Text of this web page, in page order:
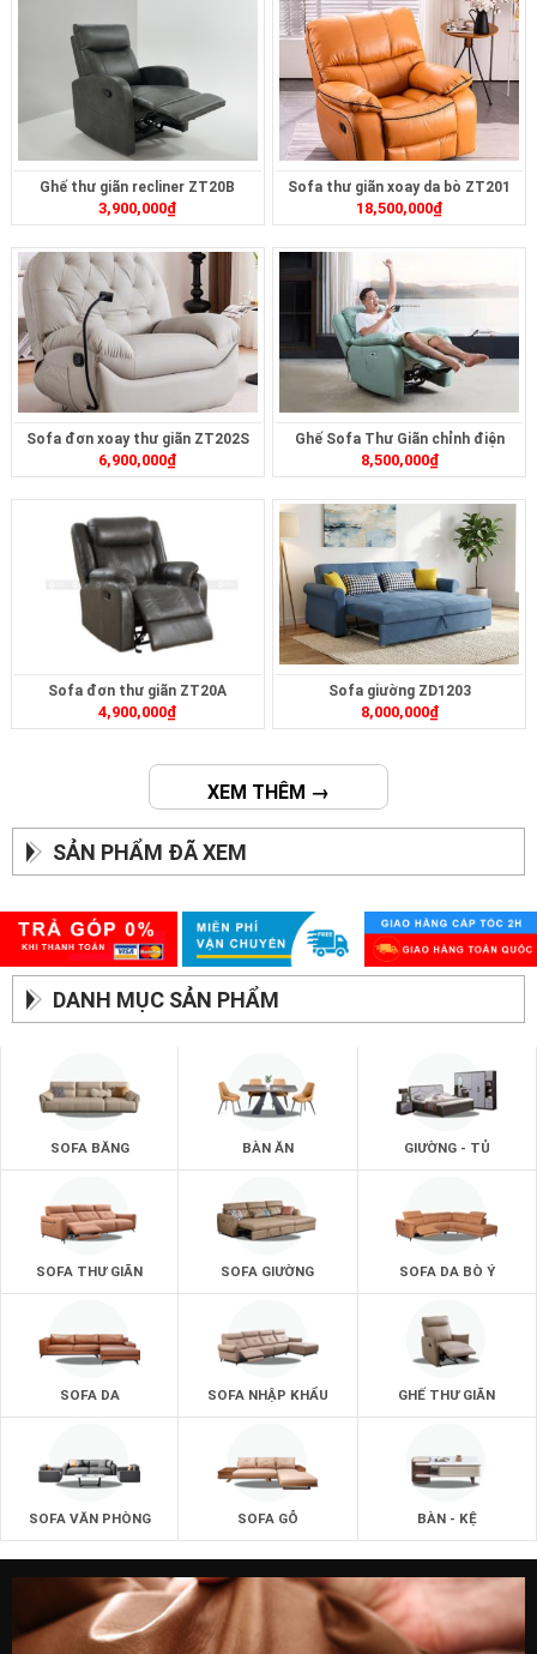
Ghế thư giãn recliner ZT20B
3,900,000₫
Sofa thư giãn xoay da bò ZT201
18,500,000₫
Sofa đơn xoay thư giãn ZT202S
6,900,000₫
Ghế Sofa Thư Giãn chỉnh điện
ZTD-414
8,500,000₫
Sofa đơn thư giãn ZT20A
4,900,000₫
Sofa giường ZD1203
8,000,000₫
XEM THÊM →
SẢN PHẨM ĐÃ XEM
DANH MỤC SẢN PHẨM
SOFA BĂNG BÀN ĂN GIƯỜNG - TỦ
SOFA THƯ GIÃN SOFA GIƯỜNG SOFA DA BÒ Ý
SOFA DA SOFA NHẬP KHẨU GHẾ THƯ GIÃN
SOFA VĂN PHÒNG SOFA GỖ BÀN - KỆ